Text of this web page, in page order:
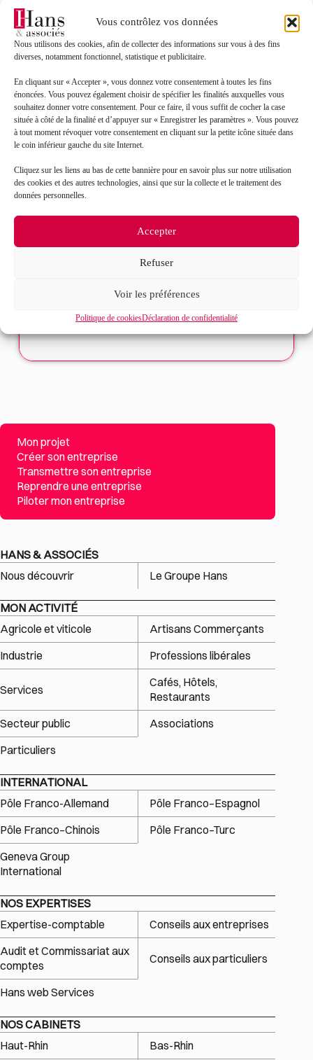
Vous contrôlez vos données
Nous utilisons des cookies, afin de collecter des informations sur vous à des fins
diverses, notamment fonctionnel, statistique et publicitaire.
En cliquant sur « Accepter », vous donnez votre consentement à toutes les fins
énoncées. Vous pouvez également choisir de spécifier les finalités auxquelles vous
souhaitez donner votre consentement. Pour ce faire, il vous suffit de cocher la case
située à côté de la finalité et d’appuyer sur « Enregistrer les paramètres ». Vous pouvez
à tout moment révoquer votre consentement en cliquant sur la petite icône située dans
le coin inférieur gauche du site Internet.
Cliquez sur les liens au bas de cette bannière pour en savoir plus sur notre utilisation
des cookies et des autres technologies, ainsi que sur la collecte et le traitement des
données personnelles.
Accepter
Refuser
Voir les préférences
Politique de cookiesDéclaration de confidentialité
Sélectionnez votre bureau
Message*
J’accepte que mes données soient traitées en accord
avec la politique de confidentialité du site*
politique de confidentialitéet les
Mon projet
Créer son entreprise
Transmettre son entreprise
Reprendre une entreprise
Piloter mon entreprise
HANS & ASSOCIÉS
Nous découvrir
Le Groupe Hans
MON ACTIVITÉ
Agricole et viticole
Artisans Commerçants
Industrie
Professions libérales
Services
Cafés, Hôtels,
Restaurants
Secteur public
Associations
Particuliers
INTERNATIONAL
Pôle Franco-Allemand
Pôle Franco–Espagnol
Pôle Franco–Chinois
Pôle Franco–Turc
Geneva Group
International
NOS EXPERTISES
Expertise-comptable
Conseils aux entreprises
Audit et Commissariat aux
comptes
Conseils aux particuliers
Hans web Services
NOS CABINETS
Haut-Rhin
Bas-Rhin